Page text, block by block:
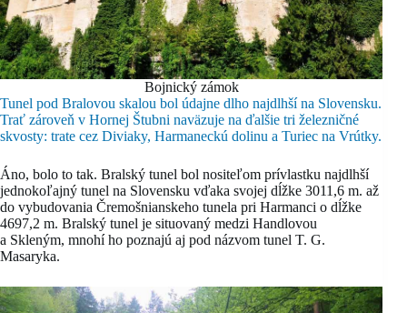
Bojnický zámok
Tunel pod Bralovou skalou bol údajne dlho najdlhší na Slovensku.
Trať zároveň v Hornej Štubni naväzuje na ďalšie tri železničné
skvosty: trate cez Diviaky, Harmaneckú dolinu a Turiec na Vrútky.
Áno, bolo to tak. Bralský tunel bol nositeľom prívlastku najdlhší
jednokoľajný tunel na Slovensku vďaka svojej dĺžke 3011,6 m. až
do vybudovania Čremošnianskeho tunela pri Harmanci o dĺžke
4697,2 m. Bralský tunel je situovaný medzi Handlovou
a Skleným, mnohí ho poznajú aj pod názvom tunel T. G.
Masaryka.